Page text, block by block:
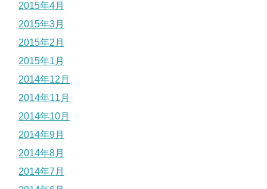
2015年4月
2015年3月
2015年2月
2015年1月
2014年12月
2014年11月
2014年10月
2014年9月
2014年8月
2014年7月